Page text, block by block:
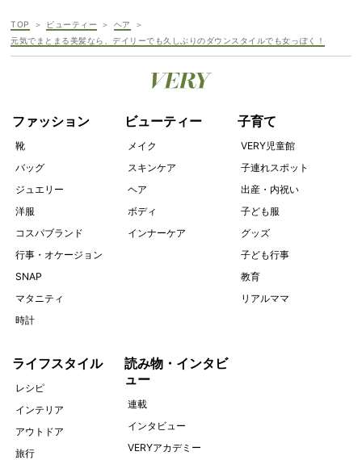
TOP ビューティー
ヘア
元気でまとまる美髪なら、デイリーでも久しぶりのダウンスタイルでも女っぽく！
ファッション
靴
バッグ
ジュエリー
洋服
コスパブランド
行事・オケージョン
SNAP
マタニティ
時計
ビューティー
メイク
スキンケア
ヘア
ボディ
インナーケア
子育て
VERY児童館
子連れスポット
出産・内祝い
子ども服
グッズ
子ども行事
教育
リアルママ
ライフスタイル
レシピ
インテリア
アウトドア
旅行
読み物・インタビ
ュー
連載
インタビュー
VERYアカデミー